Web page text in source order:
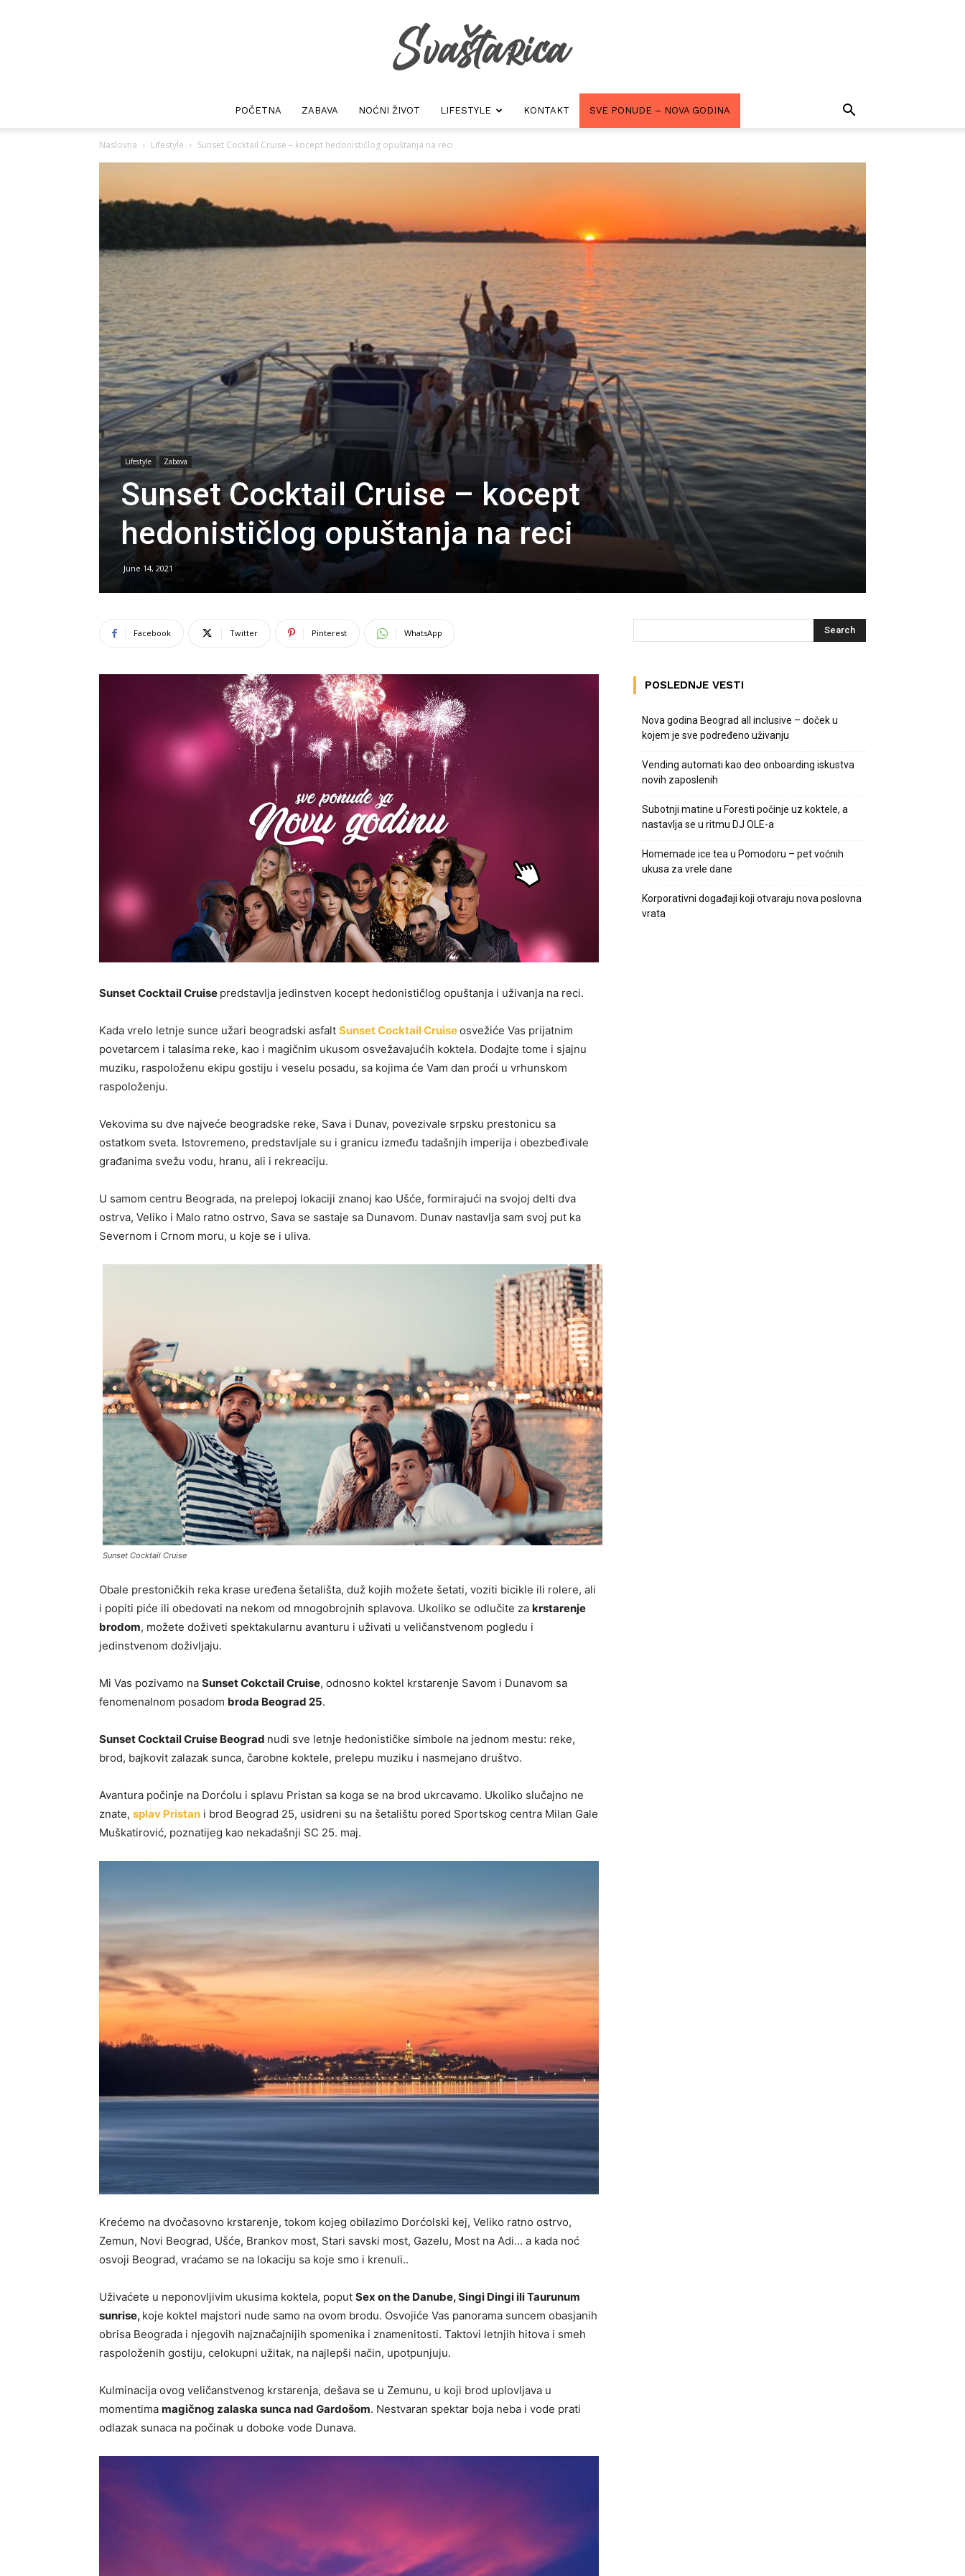
POČETNA ZABAVA NOĆNI ŽIVOT LIFESTYLE KONTAKT SVE PONUDE – NOVA GODINA
Naslovna Lifestyle Sunset Cocktail Cruise – kocept hedonističlog opuštanja na reci
Lifestyle Zabava
Sunset Cocktail Cruise – kocept
hedonističlog opuštanja na reci
June 14, 2021
Facebook Twitter Pinterest WhatsApp
Sunset Cocktail Cruise predstavlja jedinstven kocept hedonističlog opuštanja i uživanja na reci.
Kada vrelo letnje sunce užari beogradski asfalt Sunset Cocktail Cruiseosvežiće Vas prijatnim
povetarcem i talasima reke, kao i magičnim ukusom osvežavajućih koktela. Dodajte tome i sjajnu
muziku, raspoloženu ekipu gostiju i veselu posadu, sa kojima će Vam dan proći u vrhunskom
raspoloženju.
Vekovima su dve najveće beogradske reke, Sava i Dunav, povezivale srpsku prestonicu sa
ostatkom sveta. Istovremeno, predstavljale su i granicu između tadašnjih imperija i obezbeđivale
građanima svežu vodu, hranu, ali i rekreaciju.
U samom centru Beograda, na prelepoj lokaciji znanoj kao Ušće, formirajući na svojoj delti dva
ostrva, Veliko i Malo ratno ostrvo, Sava se sastaje sa Dunavom. Dunav nastavlja sam svoj put ka
Severnom i Crnom moru, u koje se i uliva.
Sunset Cocktail Cruise
Obale prestoničkih reka krase uređena šetališta, duž kojih možete šetati, voziti bicikle ili rolere, ali
i popiti piće ili obedovati na nekom od mnogobrojnih splavova. Ukoliko se odlučite za krstarenje
brodom, možete doživeti spektakularnu avanturu i uživati u veličanstvenom pogledu i
jedinstvenom doživljaju.
Mi Vas pozivamo na Sunset Cokctail Cruise, odnosno koktel krstarenje Savom i Dunavom sa
fenomenalnom posadom broda Beograd 25.
Sunset Cocktail Cruise Beograd nudi sve letnje hedonističke simbole na jednom mestu: reke,
brod, bajkovit zalazak sunca, čarobne koktele, prelepu muziku i nasmejano društvo.
Avantura počinje na Dorćolu i splavu Pristan sa koga se na brod ukrcavamo. Ukoliko slučajno ne
znate, splav Pristan i brod Beograd 25, usidreni su na šetalištu pored Sportskog centra Milan Gale
Muškatirović, poznatijeg kao nekadašnji SC 25. maj.
Krećemo na dvočasovno krstarenje, tokom kojeg obilazimo Dorćolski kej, Veliko ratno ostrvo,
Zemun, Novi Beograd, Ušće, Brankov most, Stari savski most, Gazelu, Most na Adi… a kada noć
osvoji Beograd, vraćamo se na lokaciju sa koje smo i krenuli..
Uživaćete u neponovljivim ukusima koktela, poput Sex on the Danube, Singi Dingi ili Taurunum
sunrise, koje koktel majstori nude samo na ovom brodu. Osvojiće Vas panorama suncem obasjanih
obrisa Beograda i njegovih najznačajnijih spomenika i znamenitosti. Taktovi letnjih hitova i smeh
raspoloženih gostiju, celokupni užitak, na najlepši način, upotpunjuju.
Kulminacija ovog veličanstvenog krstarenja, dešava se u Zemunu, u koji brod uplovljava u
momentima magičnog zalaska sunca nad Gardošom. Nestvaran spektar boja neba i vode prati
odlazak sunaca na počinak u doboke vode Dunava.
POSLEDNJE VESTI
Nova godina Beograd all inclusive – doček u
kojem je sve podređeno uživanju
Vending automati kao deo onboarding iskustva
novih zaposlenih
Subotnji matine u Foresti počinje uz koktele, a
nastavlja se u ritmu DJ OLE-a
Homemade ice tea u Pomodoru – pet voćnih
ukusa za vrele dane
Korporativni događaji koji otvaraju nova poslovna
vrata